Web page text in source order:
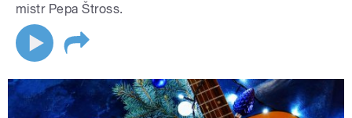
mistr Pepa Štross.